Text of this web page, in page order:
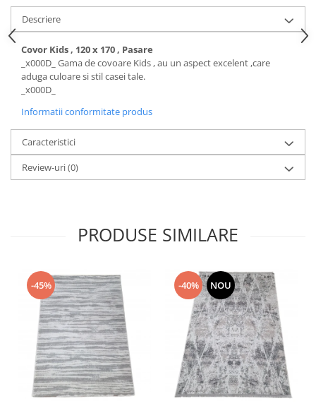
Descriere
Covor Kids , 120 x 170 , Pasare
_x000D_ Gama de covoare Kids , au un aspect excelent ,care
aduga culoare si stil casei tale.
_x000D_
Informatii conformitate produs
Caracteristici
Review-uri(0)
PRODUSE SIMILARE
-45% -40% NOU